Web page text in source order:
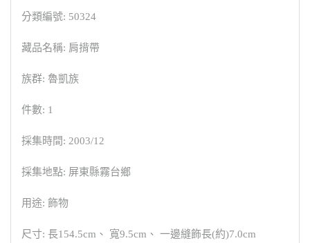
分類編號: 50324
藏品名稱: 肩揹帶
族群: 魯凱族
件數: 1
採集時間: 2003/12
採集地點: 屏東縣霧台鄉
用途: 飾物
尺寸: 長154.5cm、 寬9.5cm、 一邊縫飾長(約)7.0cm